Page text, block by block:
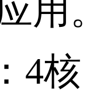
用
核